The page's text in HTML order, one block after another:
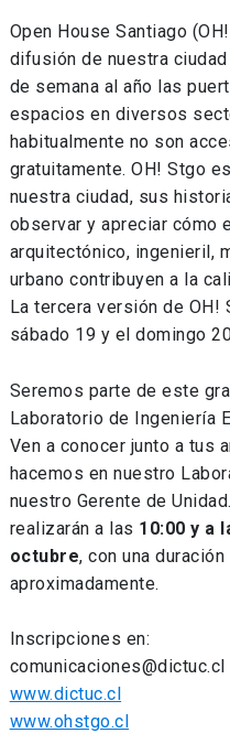
Open House Santiago
difusión de nuestra
de semana al año las
espacios en diversos
habitualmente no son
gratuitamente. OH! Stgo
nuestra ciudad, sus
observar y apreciar cómo
arquitectónico, ingenieril,
urbano contribuyen a la
La tercera versión de
sábado 19 y el domingo
Seremos parte de este
Laboratorio de Ingeniería
Ven a conocer junto a tus
hacemos en nuestro
nuestro Gerente de
realizarán a las 10:00 y a
octubre, con una
aproximadamente.
Inscripciones en:
comunicaciones@dictuc.cl
www.dictuc.cl
www.ohstgo.cl